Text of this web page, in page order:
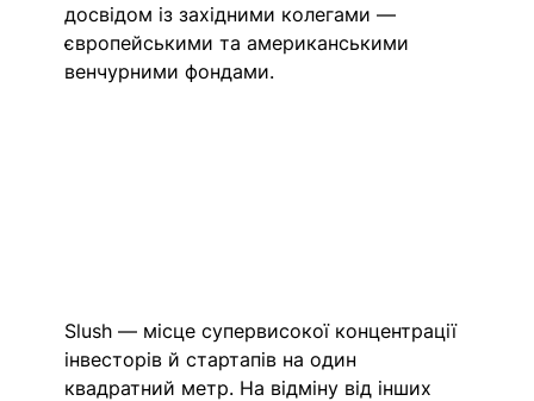
досвідом із західними колегами —
європейськими та американськими
венчурними фондами.
Slush — місце супервисокої концентрації
інвесторів й стартапів на один
квадратний метр. На відміну від інших